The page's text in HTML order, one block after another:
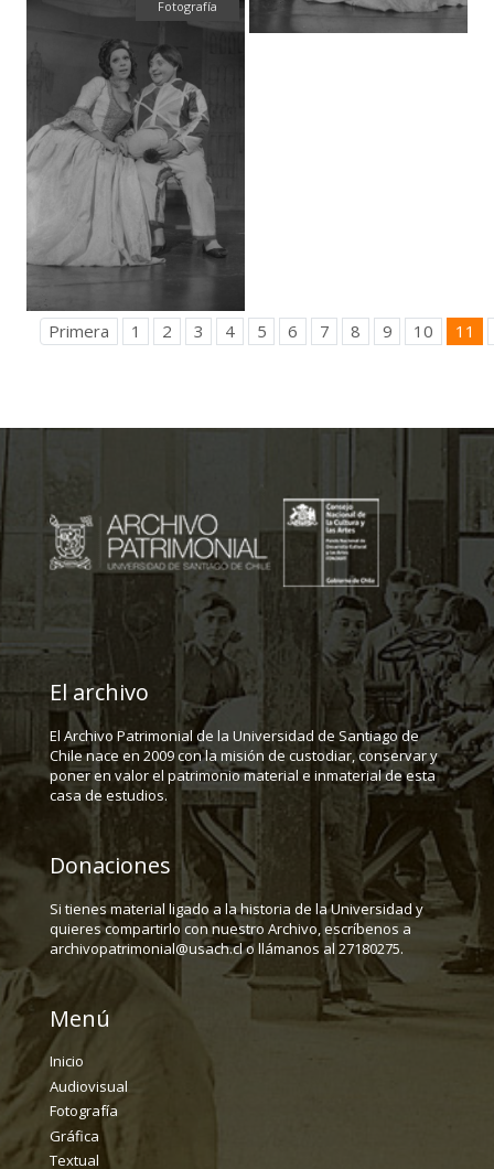
Fotografía
Primera 1 2 3 4 5 6 7 8 9 10 11
El archivo
El Archivo Patrimonial de la Universidad de Santiago de
Chile nace en 2009 con la misión de custodiar, conservar y
poner en valor el patrimonio material e inmaterial de esta
casa de estudios.
Donaciones
Si tienes material ligado a la historia de la Universidad y
quieres compartirlo con nuestro Archivo, escríbenos a
archivopatrimonial@usach.cl o llámanos al 27180275.
Menú
Inicio
Audiovisual
Fotografía
Gráfica
Textual